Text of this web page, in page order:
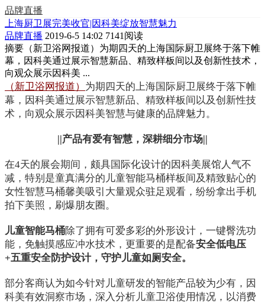
品牌直播
上海厨卫展完美收官|因科美绽放智慧魅力
品牌直播 2019-6-5 14:02 7141阅读
摘要 （新卫浴网报道）为期四天的上海国际厨卫展终于落下帷
幕，因科美通过展示智慧新品、精致样板间以及创新性技术，
向观众展示因科美 ...
（新卫浴网报道） 为期四天的上海国际厨卫展终于落下帷
幕，因科美通过展示智慧新品、精致样板间以及创新性技
术，向观众展示因科美智慧与健康的品牌魅力。
||产品有爱有智慧，深耕细分市场||
在4天的展会期间，颇具国际化设计的因科美展馆人气不
减，特别是童真满分的儿童智能马桶样板间及精致贴心的
女性智慧马桶馨美吸引大量观众驻足观看，纷纷拿出手机
拍下美照，刷爆朋友圈。
儿童智能马桶除了拥有可爱多彩的外形设计，一键臀洗功
能，免触摸感应冲水技术，更重要的是配备安全低电压
+五重安全防护设计，守护儿童如厕安全。
部分客商认为如今针对儿童研发的智能产品较为少有，因
科美有效洞察市场，深入分析儿童卫浴使用情况，以消费